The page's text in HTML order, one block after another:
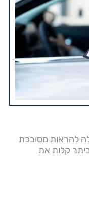
להראות מסובכת
קלות את